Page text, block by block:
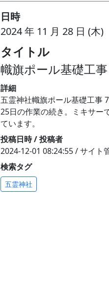
日時
2024 年 11 月 28 日 (木
タイトル
幟旗ポール基礎工事
詳細
五霊神社幟旗ポール基礎工事 7
25日の作業の続き。ミキサー
ています。
投稿日時 / 投稿者
2024-12-01 08:24:55 / サイト
検索タグ
五霊神社